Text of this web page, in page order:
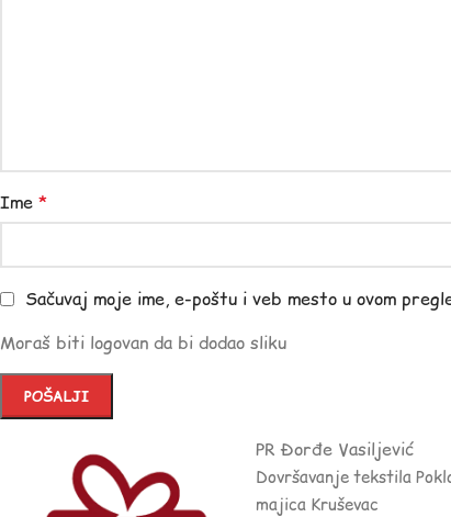
Ime *
Sačuvaj moje ime, e-poštu i veb mesto u ovom
Moraš biti logovan da bi dodao sliku
PR Đorđe Vasiljević
Dovršavanje tekstila
majica Kruševac